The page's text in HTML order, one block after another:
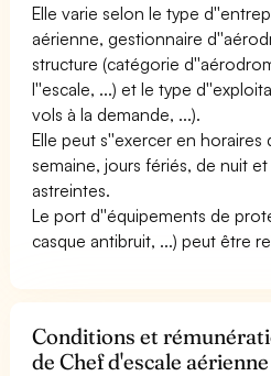
Elle varie selon le type
aérienne, gestionnaire
structure (catégorie
l''escale, ...) et le type
vols à la demande, ...).
Elle peut s''exercer en horaires
semaine, jours fériés, de nuit
astreintes.
Le port d''équipements de
casque antibruit, ...) peut être
Conditions et
de Chef d'escale aérienne